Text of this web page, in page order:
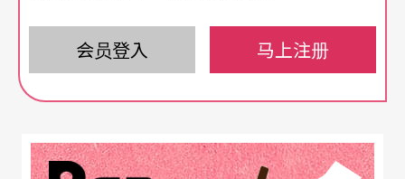
这是洛杉矶交响乐团夏日系列音乐会的其中一场，
演出连续两周，两大套节目，每套节目六场， 每周
长度约在四十分钟至一个小时内，结束后大伙人随
会员登入 马上注册